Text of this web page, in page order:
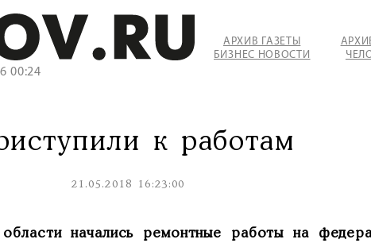
00:24
АРХИВ ГАЗЕТЫ
БИЗНЕС НОВОСТИ
к работам
21.05.2018 16:23:00
начались ремонтные работы на